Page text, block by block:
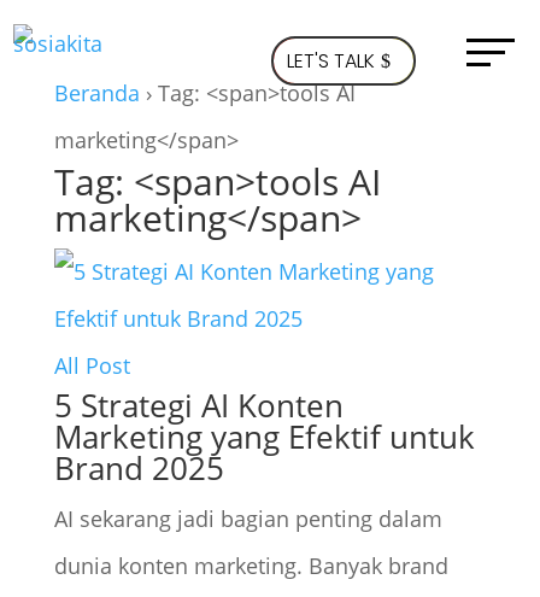
LET'S TALK
Beranda › Tag: <span>tools AI
marketing</span>
Tag: <span>tools AI
marketing</span>
All Post
5 Strategi AI Konten
Marketing yang Efektif untuk
Brand 2025
AI sekarang jadi bagian penting dalam
dunia konten marketing. Banyak brand